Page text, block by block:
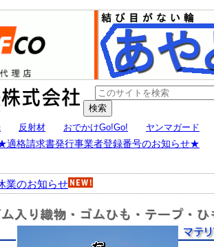
反射材 おでかけGo!Go! ヤンマガード
適格請求書発行事業者登録番号のお知らせ★
業のお知らせ